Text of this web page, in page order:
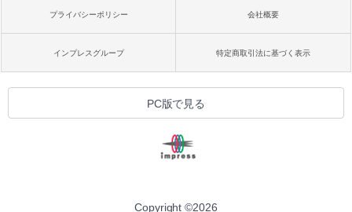
プライバシーポリシー 会社概要
インプレスグループ 特定商取引法に基づく表示
PC版で見る
Copyright ©2026